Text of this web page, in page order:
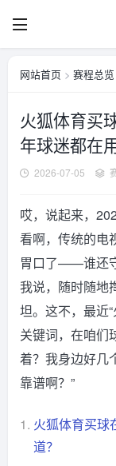
网站首页 > 赛程总览
火狐体育买
年球迷都在
2026-07-05
哎，说起来，
看啊，传统的电
胃口了——谁还
我说，随时随地
坦。这不，最近
关键词，在咱们
着？我身边好几
靠谱啊？”
1. 火狐体育买球
道？